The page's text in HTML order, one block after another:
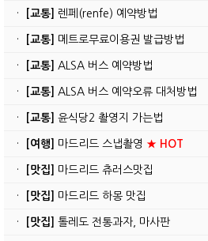
· [교통] 렌페(renfe) 예약방법
· [교통] 메트로무료이용권 발급방법
· [교통] ALSA 버스 예약방법
· [교통] ALSA 버스 예약오류 대처방법
· [교통] 윤식당2 촬영지 가는법
· [여행] 마드리드 스냅촬영 ★ HOT
· [맛집] 마드리드 츄러스맛집
· [맛집] 마드리드 하몽 맛집
· [맛집] 톨레도 전통과자, 마사판